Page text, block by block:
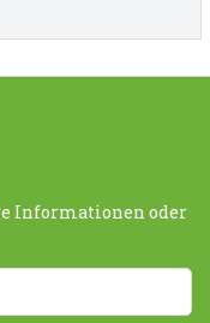
Informationen oder